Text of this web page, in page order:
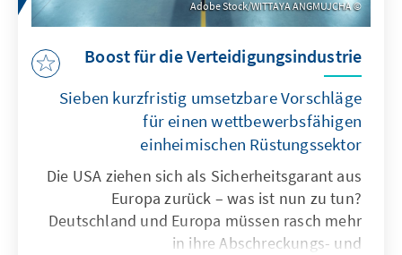
Adobe Stock/WITTAYA ANGMUJCHA
Boost für die Verteidigungsindustrie
Sieben kurzfristig umsetzbare Vorschläge
für einen wettbewerbsfähigen
einheimischen Rüstungssektor
Die USA ziehen sich als Sicherheitsgarant aus
Europa zurück – was ist nun zu tun?
Deutschland und Europa müssen rasch mehr
in ihre Abschreckungs- und